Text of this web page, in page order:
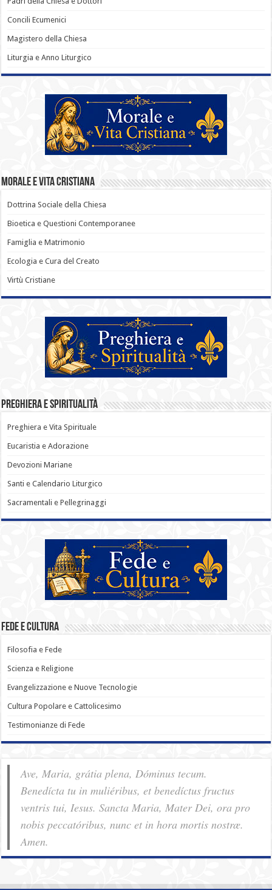
Concili Ecumenici
Magistero della Chiesa
Liturgia e Anno Liturgico
Morale e Vita Cristiana
Dottrina Sociale della Chiesa
Bioetica e Questioni Contemporanee
Famiglia e Matrimonio
Ecologia e Cura del Creato
Virtù Cristiane
Preghiera e Spiritualità
Preghiera e Vita Spirituale
Eucaristia e Adorazione
Devozioni Mariane
Santi e Calendario Liturgico
Sacramentali e Pellegrinaggi
Fede e Cultura
Filosofia e Fede
Scienza e Religione
Evangelizzazione e Nuove Tecnologie
Cultura Popolare e Cattolicesimo
Testimonianze di Fede
Ave, Maria, grátia plena, Dóminus tecum.
Benedícta tu in muliéribus, et benedíctus fructus
ventris tui, Iesus. Sancta Maria, Mater Dei, ora pro
nobis pec­ca­tóribus, nunc et in hora mortis nostræ.
Amen.